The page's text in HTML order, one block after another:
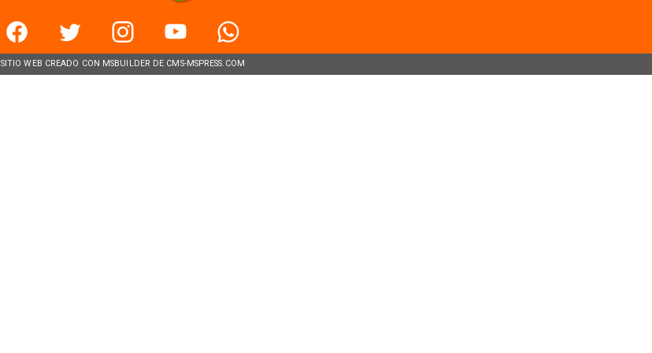
SITIO WEB CREADO CON MSBUILDER DE CMS-MSPRESS.COM